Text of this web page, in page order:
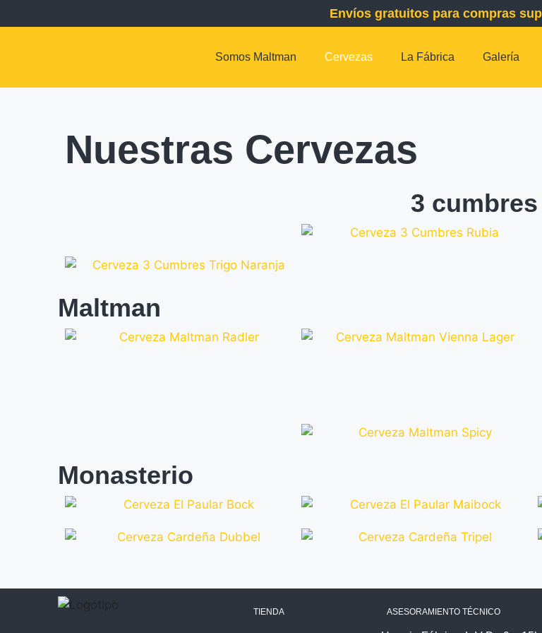
Envíos gratuitos para compras
Somos Maltman Cervezas La Fábrica Galería
Nuestras Cervezas
3 cumbres
Maltman
Monasterio
TIENDA ASESORAMIENTO TÉCNICO